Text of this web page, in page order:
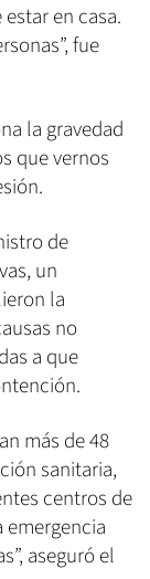
en casa.
fue
la gravedad
que vernos
de
un
la
no
a que
más de 48
sanitaria,
centros de
aseguró el